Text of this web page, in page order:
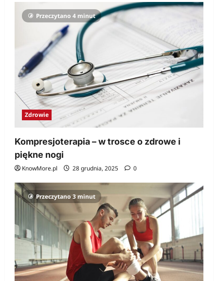
Przeczytano 4 minut
Zdrowie
Kompresjoterapia – w trosce o zdrowe i
piękne nogi
KnowMore.pl 28 grudnia, 2025 0
Przeczytano 3 minut